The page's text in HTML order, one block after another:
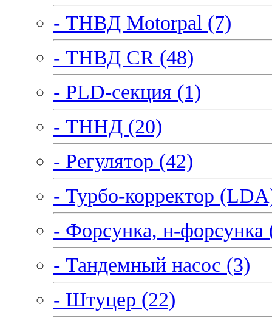
- ТНВД Motorpal (7)
- ТНВД CR (48)
- PLD-секция (1)
- ТННД (20)
- Регулятор (42)
- Турбо-корректор
- Форсунка, н-форсунка
- Тандемный насос (3)
- Штуцер (22)